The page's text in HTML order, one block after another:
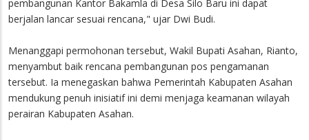
pembangunan Kantor Bakamla di Desa Silo Baru ini dapat
berjalan lancar sesuai rencana," ujar Dwi Budi.
Menanggapi permohonan tersebut, Wakil Bupati Asahan, Rianto,
menyambut baik rencana pembangunan pos pengamanan
tersebut. Ia menegaskan bahwa Pemerintah Kabupaten Asahan
mendukung penuh inisiatif ini demi menjaga keamanan wilayah
perairan Kabupaten Asahan.